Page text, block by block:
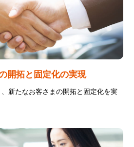
開拓と 固定化の実現
新たなお客さまの開拓と固定化を実